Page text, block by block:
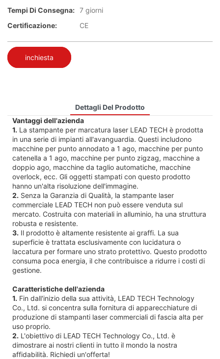
Tempi Di Consegna: 7 giorni
Certificazione:
CE
inchiesta
Dettagli Del Prodotto
Vantaggi dell'azienda
1. La stampante per marcatura laser LEAD TECH è prodotta
in una serie di impianti all'avanguardia. Questi includono
macchine per punto annodato a 1 ago, macchine per punto
catenella a 1 ago, macchine per punto zigzag, macchine a
doppio ago, macchine da taglio automatiche, macchine
overlock, ecc. Gli oggetti stampati con questo prodotto
hanno un'alta risoluzione dell'immagine.
2. Senza la Garanzia di Qualità, la stampante laser
commerciale LEAD TECH non può essere venduta sul
mercato. Costruita con materiali in alluminio, ha una struttura
robusta e resistente.
3. Il prodotto è altamente resistente ai graffi. La sua
superficie è trattata esclusivamente con lucidatura o
laccatura per formare uno strato protettivo. Questo prodotto
consuma poca energia, il che contribuisce a ridurre i costi di
gestione.
Caratteristiche dell'azienda
1. Fin dall'inizio della sua attività, LEAD TECH Technology
Co., Ltd. si concentra sulla fornitura di apparecchiature di
produzione di stampanti laser commerciali di fascia alta per
uso proprio.
2. L'obiettivo di LEAD TECH Technology Co., Ltd. è
dimostrare ai nostri clienti in tutto il mondo la nostra
affidabilità. Richiedi un'offerta!